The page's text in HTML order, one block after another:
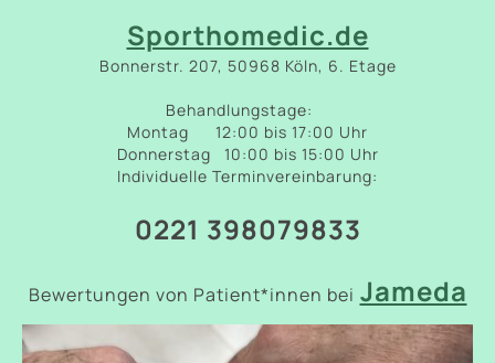
Sporthomedic.de
Bonnerstr. 207, 50968 Köln, 6. Etage
Behandlungstage:
Montag 12:00 bis 17:00 Uhr
Donnerstag 10:00 bis 15:00 Uhr
Individuelle Terminvereinbarung:
0221 398079833
Bewertungen von Patient*innen bei Jameda